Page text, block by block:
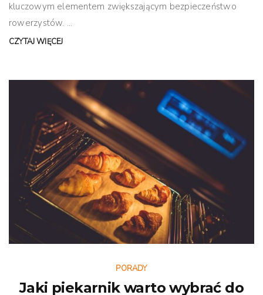
kluczowym elementem zwiększającym bezpieczeństwo
rowerzystów. ...
CZYTAJ WIĘCEJ
PORADY
Jaki piekarnik warto wybrać do